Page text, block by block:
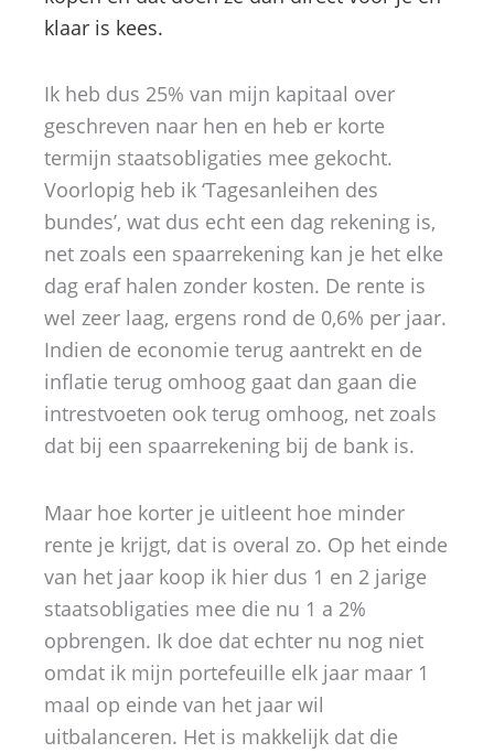
klaar is kees.
Ik heb dus 25% van mijn kapitaal over
geschreven naar hen en heb er korte
termijn staatsobligaties mee gekocht.
Voorlopig heb ik ‘Tagesanleihen des
bundes’, wat dus echt een dag rekening is,
net zoals een spaarrekening kan je het elke
dag eraf halen zonder kosten. De rente is
wel zeer laag, ergens rond de 0,6% per jaar.
Indien de economie terug aantrekt en de
inflatie terug omhoog gaat dan gaan die
intrestvoeten ook terug omhoog, net zoals
dat bij een spaarrekening bij de bank is.
Maar hoe korter je uitleent hoe minder
rente je krijgt, dat is overal zo. Op het einde
van het jaar koop ik hier dus 1 en 2 jarige
staatsobligaties mee die nu 1 a 2%
opbrengen. Ik doe dat echter nu nog niet
omdat ik mijn portefeuille elk jaar maar 1
maal op einde van het jaar wil
uitbalanceren. Het is makkelijk dat die